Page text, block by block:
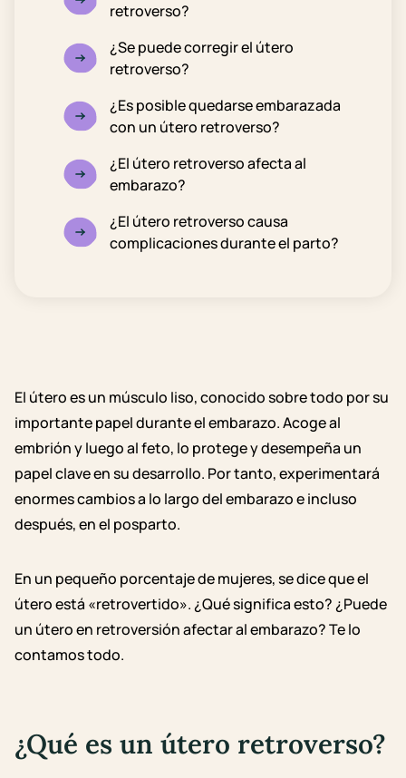
retroverso?
¿Se puede corregir el útero
retroverso?
¿Es posible quedarse embarazada
con un útero retroverso?
¿El útero retroverso afecta al
embarazo?
¿El útero retroverso causa
complicaciones durante el parto?
El útero es un músculo liso, conocido sobre todo por su
importante papel durante el embarazo. Acoge al
embrión y luego al feto, lo protege y desempeña un
papel clave en su desarrollo. Por tanto, experimentará
enormes cambios a lo largo del embarazo e incluso
después, en el posparto.
En un pequeño porcentaje de mujeres, se dice que el
útero está «retrovertido». ¿Qué significa esto? ¿Puede
un útero en retroversión afectar al embarazo? Te lo
contamos todo.
¿Qué es un útero retroverso?